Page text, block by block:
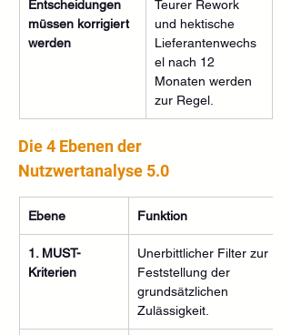
Entscheidungen
müssen korrigiert
werden
Teurer Rework
und hektische
Lieferantenwechs
el nach 12
Monaten werden
zur Regel.
Die 4 Ebenen der
Nutzwertanalyse 5.0
Ebene Funktion
1. MUST-
Kriterien
Unerbittlicher Filter zur
Feststellung der
grundsätzlichen
Zulässigkeit.